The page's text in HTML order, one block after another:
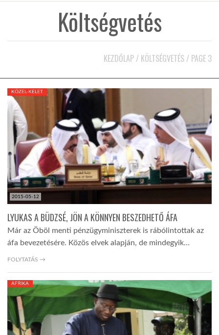
HÍR3D
TROPICALMAGAZIN
GLOBOTV
AFRIKA TUDÁSTÁR
A NAP SZÉPE
LINKTR.EE
DOBRAVERO.HU
LATIMO.HU
Költségvetés
KEZDŐLAP / KÖLTSÉGVETÉS / PAGE 3
2015-05-12
KÖZEL-KELET
LYUKAS A BÜDZSÉ, JÖN A KÖNNYEN BESZEDHETŐ ÁFA
Már az Öböl menti pénzügyminiszterek is rábólintottak az
áfa bevezetésére. Közös elvek alapján, de mindegyik…
FOLYTATÁS →
AFRIKA